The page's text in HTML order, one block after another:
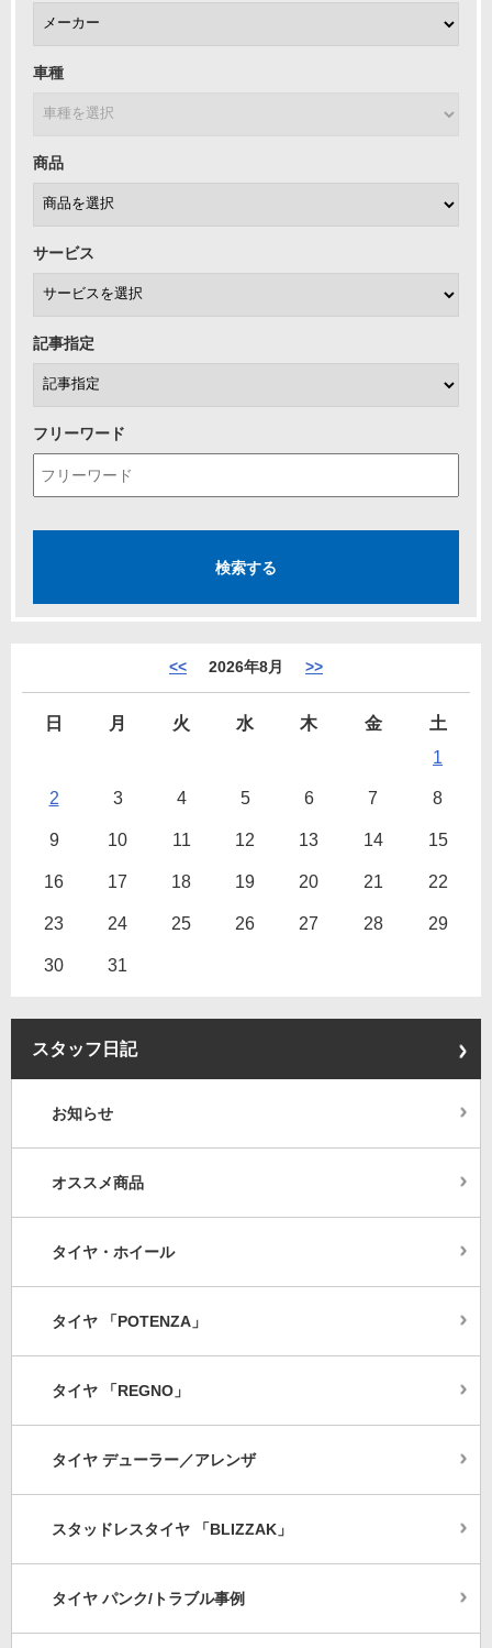
車種
商品
サービス
記事指定
フリーワード
<< 2026年8月 >>
日 月 火 水 木 金
土
1
2 3 4 5 6 7 8
9 10 11 12 13 14 15
16 17 18 19 20 21 22
23 24 25 26 27 28 29
30 31
スタッフ日記
お知らせ
オススメ商品
タイヤ・ホイール
タイヤ 「POTENZA」
タイヤ 「REGNO」
タイヤ デューラー／アレンザ
スタッドレスタイヤ 「BLIZZAK」
タイヤ パンク/トラブル事例